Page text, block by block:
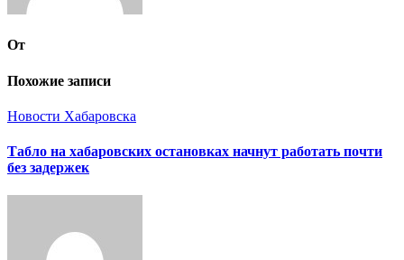
От
Похожие записи
Новости Хабаровска
Табло на хабаровских остановках начнут работать почти
без задержек